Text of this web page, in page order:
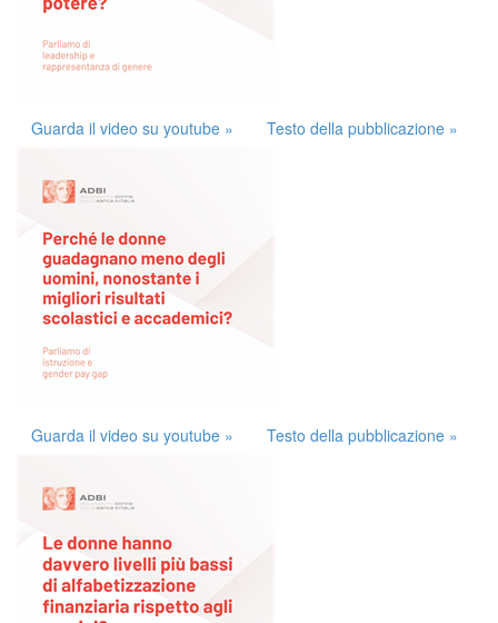
Guarda il video su youtube » Testo della pubblicazione »
Guarda il video su youtube » Testo della pubblicazione »